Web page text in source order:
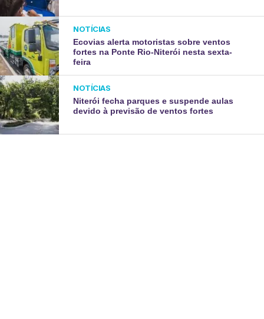
NOTÍCIAS
Ecovias alerta motoristas sobre ventos
fortes na Ponte Rio-Niterói nesta sexta-
feira
NOTÍCIAS
Niterói fecha parques e suspende aulas
devido à previsão de ventos fortes